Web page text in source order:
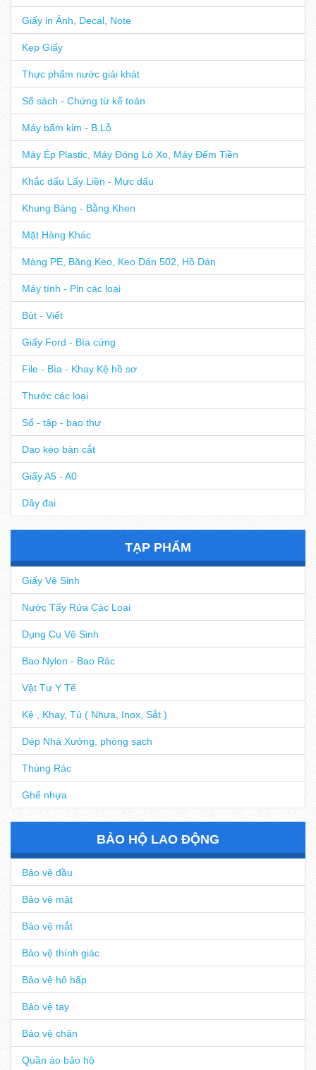
Giấy in Ảnh, Decal, Note
Kẹp Giấy
Thực phẩm nước giải khát
Sổ sách - Chứng từ kế toán
Máy bấm kim - B.Lỗ
Máy Ép Plastic, Máy Đóng Lò Xo, Máy Đếm Tiền
Khắc dấu Lấy Liền - Mực dấu
Khung Bảng - Bằng Khen
Mặt Hàng Khác
Màng PE, Băng Keo, Keo Dán 502, Hồ Dán
Máy tính - Pin các loại
Bút - Viết
Giấy Ford - Bìa cứng
File - Bìa - Khay Kệ hồ sơ
Thước các loại
Sổ - tập - bao thư
Dao kéo bàn cắt
Giấy A5 - A0
Dây đai
TẠP PHẨM
Giấy Vệ Sinh
Nước Tẩy Rửa Các Loại
Dụng Cụ Vệ Sinh
Bao Nylon - Bao Rác
Vật Tư Y Tế
Kệ , Khay, Tủ ( Nhựa, Inox, Sắt )
Dép Nhà Xưởng, phòng sạch
Thùng Rác
Ghế nhựa
BẢO HỘ LAO ĐỘNG
Bảo vệ đầu
Bảo vệ mặt
Bảo vệ mắt
Bảo vệ thính giác
Bảo vệ hô hấp
Bảo vệ tay
Bảo vệ chân
Quần áo bảo hộ